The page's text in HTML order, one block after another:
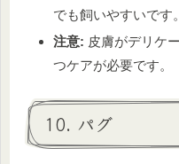
でも飼いやすいです。
注意: 皮膚がデリケ
つケアが必要です。
10. パグ